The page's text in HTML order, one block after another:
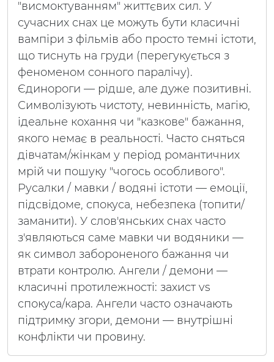
"висмоктуванням" життєвих сил. У
сучасних снах це можуть бути класичні
вампіри з фільмів або просто темні істоти,
що тиснуть на груди (перегукується з
феноменом сонного паралічу).
Єдинороги — рідше, але дуже позитивні.
Символізують чистоту, невинність, магію,
ідеальне кохання чи "казкове" бажання,
якого немає в реальності. Часто сняться
дівчатам/жінкам у період романтичних
мрій чи пошуку "чогось особливого".
Русалки / мавки / водяні істоти — емоції,
підсвідоме, спокуса, небезпека (топити/
заманити). У слов'янських снах часто
з'являються саме мавки чи водяники —
як символ забороненого бажання чи
втрати контролю. Ангели / демони —
класичні протилежності: захист vs
спокуса/кара. Ангели часто означають
підтримку згори, демони — внутрішні
конфлікти чи провину.